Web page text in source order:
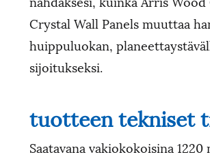
Crystal Wall Panels muuttaa
huippuluokan,
sijoitukseksi.
tuotteen tekniset
Saatavana vakiokokoisina 1220